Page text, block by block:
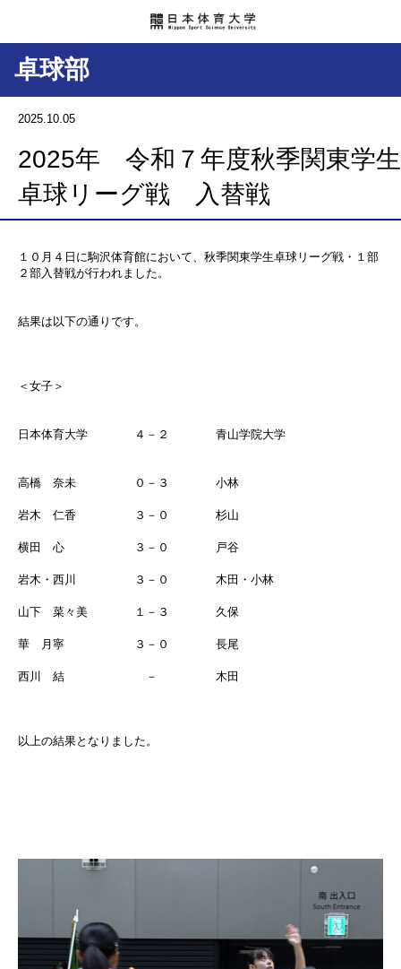
卓球部
2025.10.05
2025年 令和７年度秋季関東学生
卓球リーグ戦 入替戦
１０月４日に駒沢体育館において、秋季関東学生卓球リーグ戦・１部
２部入替戦が行われました。
結果は以下の通りです。
＜女子＞
日本体育大学 ４－２ 青山学院大学
高橋 奈未 ０－３ 小林
岩木 仁香 ３－０ 杉山
横田 心 ３－０ 戸谷
岩木・西川 ３－０ 木田・小林
山下 菜々美 １－３ 久保
華 月寧 ３－０ 長尾
西川 結 － 木田
以上の結果となりました。